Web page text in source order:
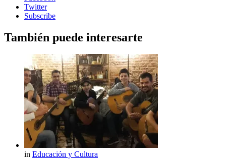
Twitter
Subscribe
También puede interesarte
in Educación y Cultura